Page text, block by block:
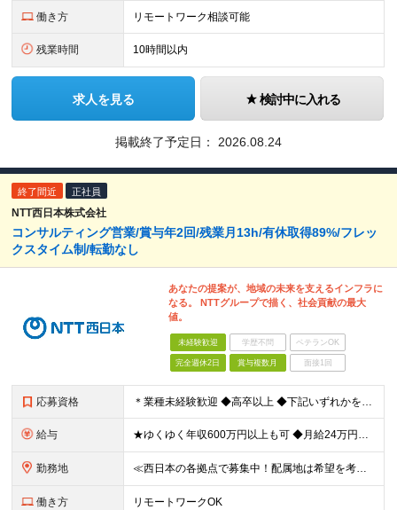
働き方 リモートワーク相談可能
残業時間 10時間以内
求人を見る 検討中に入れる
掲載終了予定日： 2026.08.24
終了間近 正社員
NTT西日本株式会社
コンサルティング営業/賞与年2回/残業月13h/有休取得89%/フレッ
クスタイム制/転勤なし
あなたの提案が、地域の未来を支えるインフラに
なる。 NTTグループで描く、社会貢献の最大
値。
未経験歓迎 学歴不問 ベテランOK
完全週休2日 賞与複数月 面接1回
応募資格 ＊業種未経験歓迎 ◆高卒以上 ◆下記いずれかを満たす方 【1】IT・通信関連の業務経験がある方 【2】IT・通信関連の資格を保有 【3】法人営業経験がある方 ※【1】の具体例 ・企業でITエンジ
給与 ★ゆくゆく年収600万円以上も可 ◆月給24万円～30万円 （時間外手当10h/月約2万円含む） ※残業代超過分は別途全額支給いたします ※経験/資格に応じて、手当（月給に加算）が支給されます ※試
勤務地 ≪西日本の各拠点で募集中！配属地は希望を考慮≫ ★転勤なし★UIターン可 【関西】和歌山・京都・滋賀・兵庫 【東海】愛知・静岡・岐阜・三重 【北陸】石川・富山・福井 【中国】広島・岡山・島根・鳥取・
働き方 リモートワークOK